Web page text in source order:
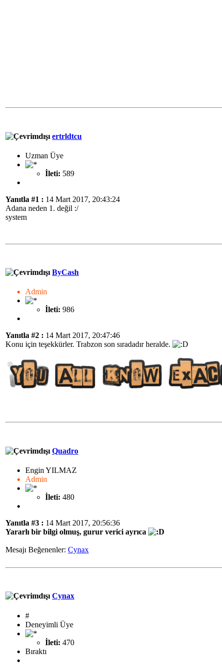
ertrldtcu
Uzman Üye
İleti: 589
Yanıtla #1 : 14 Mart 2017, 20:43:24
Adana neden 1. değil :/
system
ByCash
Admin
İleti: 986
Yanıtla #2 : 14 Mart 2017, 20:47:46
Konu için teşekkürler. Trabzon son sıradadır heralde.
Quadro
Engin YILMAZ
Admin
İleti: 480
Yanıtla #3 : 14 Mart 2017, 20:56:36
Yararlı bir bilgi olmuş, gurur verici ayrıca
Mesajı Beğenenler: Cynax
Cynax
#
Deneyimli Üye
İleti: 470
Bıraktı